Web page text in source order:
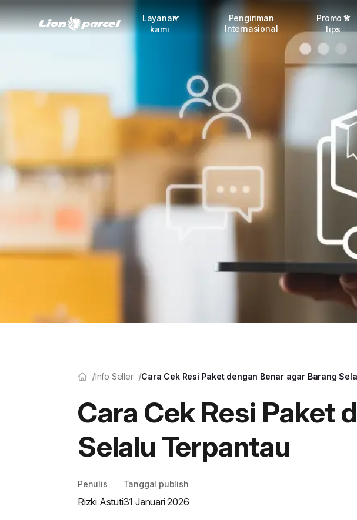
Layanan
kami
Fulfillment
Korporasi
Daftar jadi Mitra
Lacak pendaftaran Mitra
Pengiriman
Internasional
Promo &
tips
Info
Info Seller Cara Cek Resi Paket dengan Benar agar Barang
Cara Cek Resi Paket
Selalu Terpantau
Penulis
Rizki Astuti
Tanggal publish
31 Januari 2026